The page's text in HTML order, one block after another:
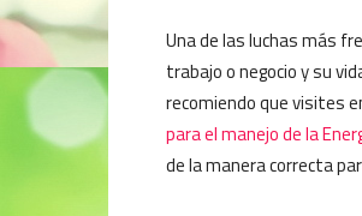
Una de las luchas más
trabajo o negocio y su
recomiendo que visites
para el manejo de la
de la manera correcta